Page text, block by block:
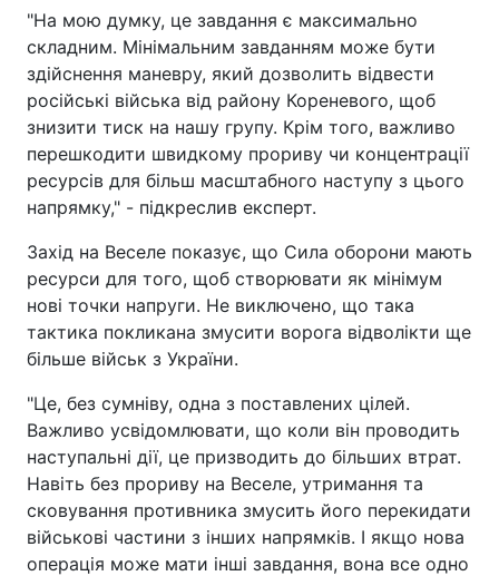
"На мою думку, це завдання є максимально
складним. Мінімальним завданням може бути
здійснення маневру, який дозволить відвести
російські війська від району Кореневого, щоб
знизити тиск на нашу групу. Крім того, важливо
перешкодити швидкому прориву чи концентрації
ресурсів для більш масштабного наступу з цього
напрямку," - підкреслив експерт.
Захід на Веселе показує, що Сила оборони мають
ресурси для того, щоб створювати як мінімум
нові точки напруги. Не виключено, що така
тактика покликана змусити ворога відволікти ще
більше військ з України.
"Це, без сумніву, одна з поставлених цілей.
Важливо усвідомлювати, що коли він проводить
наступальні дії, це призводить до більших втрат.
Навіть без прориву на Веселе, утримання та
сковування противника змусить його перекидати
військові частини з інших напрямків. І якщо нова
операція може мати інші завдання, вона все одно